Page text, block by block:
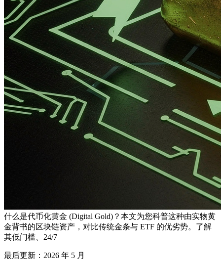
什么是代币化黄金 (Digital Gold)？本文为您科普这种由实物黄
金背书的区块链资产，对比传统金条与 ETF 的优劣势。了解
其低门槛、24/7
最后更新：2026 年 5 月